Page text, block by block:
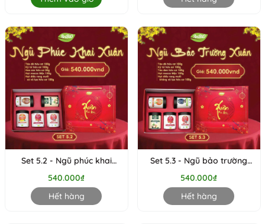
(Set)
Set 5.2 - Ngũ phúc khai
cúc, macca, hạt điều rang
muối có vỏ lụa (hộp tròn
thấp)) (Set)
540.000₫
Hết hàng
Set 5.3 - Ngũ bảo trường
đen, macca, hạt điều rang
muối không vỏ lụa (hộp
tròn thấp))
540.000₫
Hết hàng